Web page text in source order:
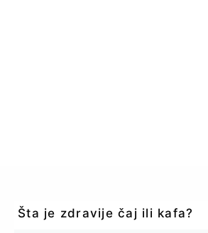
Šta je zdravije čaj ili kafa?